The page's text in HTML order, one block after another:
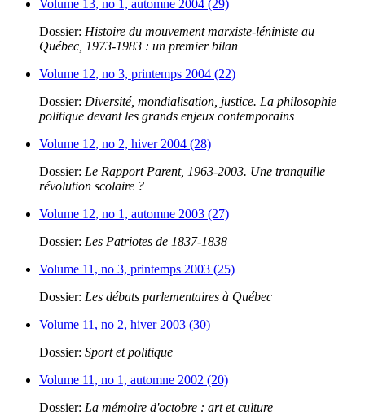
Volume 13, no 1, automne 2004 (29)
Dossier: Histoire du mouvement marxiste-léniniste au
Québec, 1973-1983 : un premier bilan
Volume 12, no 3, printemps 2004 (22)
Dossier: Diversité, mondialisation, justice. La philosophie
politique devant les grands enjeux contemporains
Volume 12, no 2, hiver 2004 (28)
Dossier: Le Rapport Parent, 1963-2003. Une tranquille
révolution scolaire ?
Volume 12, no 1, automne 2003 (27)
Dossier: Les Patriotes de 1837-1838
Volume 11, no 3, printemps 2003 (25)
Dossier: Les débats parlementaires à Québec
Volume 11, no 2, hiver 2003 (30)
Dossier: Sport et politique
Volume 11, no 1, automne 2002 (20)
Dossier: La mémoire d'octobre : art et culture